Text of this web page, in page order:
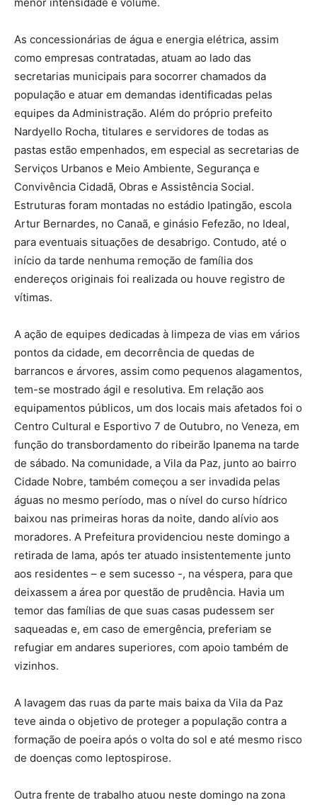
As concessionárias de água e energia elétrica, assim
como empresas contratadas, atuam ao lado das
secretarias municipais para socorrer chamados da
população e atuar em demandas identificadas pelas
equipes da Administração. Além do próprio prefeito
Nardyello Rocha, titulares e servidores de todas as
pastas estão empenhados, em especial as secretarias de
Serviços Urbanos e Meio Ambiente, Segurança e
Convivência Cidadã, Obras e Assistência Social.
Estruturas foram montadas no estádio Ipatingão, escola
Artur Bernardes, no Canaã, e ginásio Fefezão, no Ideal,
para eventuais situações de desabrigo. Contudo, até o
início da tarde nenhuma remoção de família dos
endereços originais foi realizada ou houve registro de
vítimas.
A ação de equipes dedicadas à limpeza de vias em vários
pontos da cidade, em decorrência de quedas de
barrancos e árvores, assim como pequenos alagamentos,
tem-se mostrado ágil e resolutiva. Em relação aos
equipamentos públicos, um dos locais mais afetados foi o
Centro Cultural e Esportivo 7 de Outubro, no Veneza, em
função do transbordamento do ribeirão Ipanema na tarde
de sábado. Na comunidade, a Vila da Paz, junto ao bairro
Cidade Nobre, também começou a ser invadida pelas
águas no mesmo período, mas o nível do curso hídrico
baixou nas primeiras horas da noite, dando alívio aos
moradores. A Prefeitura providenciou neste domingo a
retirada de lama, após ter atuado insistentemente junto
aos residentes – e sem sucesso -, na véspera, para que
deixassem a área por questão de prudência. Havia um
temor das famílias de que suas casas pudessem ser
saqueadas e, em caso de emergência, preferiam se
refugiar em andares superiores, com apoio também de
vizinhos.
A lavagem das ruas da parte mais baixa da Vila da Paz
teve ainda o objetivo de proteger a população contra a
formação de poeira após o volta do sol e até mesmo risco
de doenças como leptospirose.
Outra frente de trabalho atuou neste domingo na zona